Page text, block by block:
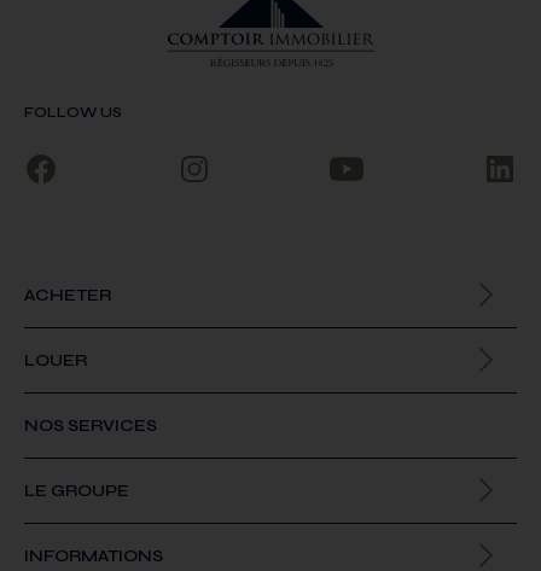
FOLLOW US
ACHETER
LOUER
NOS SERVICES
LE GROUPE
INFORMATIONS